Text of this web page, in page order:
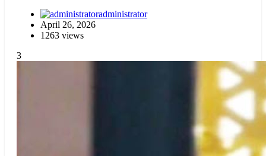
administrator
April 26, 2026
1263 views
3